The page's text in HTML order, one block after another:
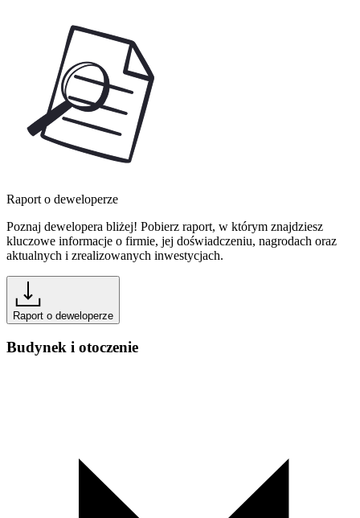
Raport o deweloperze
Poznaj dewelopera bliżej! Pobierz raport, w którym znajdziesz
kluczowe informacje o firmie, jej doświadczeniu, nagrodach oraz
aktualnych i zrealizowanych inwestycjach.
Raport o deweloperze
Budynek i otoczenie